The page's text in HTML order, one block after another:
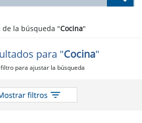
de la búsqueda "Cocina"
para "Cocina"
para ajustar la búsqueda